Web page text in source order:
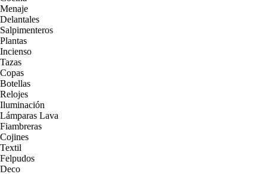
Menaje
Delantales
Salpimenteros
Plantas
Incienso
Tazas
Copas
Botellas
Relojes
Iluminación
Lámparas Lava
Fiambreras
Cojines
Textil
Felpudos
Deco